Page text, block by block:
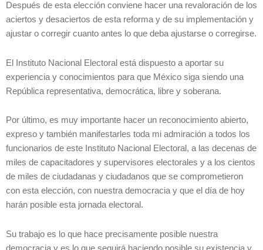
Después de esta elección conviene hacer una revaloración de los
aciertos y desaciertos de esta reforma y de su implementación y
ajustar o corregir cuanto antes lo que deba ajustarse o corregirse.
El Instituto Nacional Electoral está dispuesto a aportar su
experiencia y conocimientos para que México siga siendo una
República representativa, democrática, libre y soberana.
Por último, es muy importante hacer un reconocimiento abierto,
expreso y también manifestarles toda mi admiración a todos los
funcionarios de este Instituto Nacional Electoral, a las decenas de
miles de capacitadores y supervisores electorales y a los cientos
de miles de ciudadanas y ciudadanos que se comprometieron
con esta elección, con nuestra democracia y que el día de hoy
harán posible esta jornada electoral.
Su trabajo es lo que hace precisamente posible nuestra